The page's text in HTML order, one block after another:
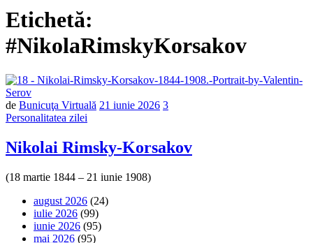
Etichetă:
#NikolaRimskyKorsakov
de Bunicuţa Virtuală 21 iunie 2026 3
Personalitatea zilei
Nikolai Rimsky-Korsakov
(18 martie 1844 – 21 iunie 1908)
august 2026 (24)
iulie 2026 (99)
iunie 2026 (95)
mai 2026 (95)